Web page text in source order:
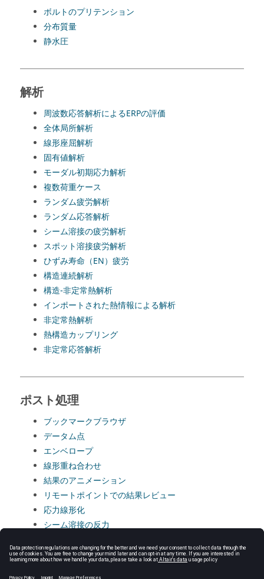
ボルトのプリテンション
分布質量
静水圧
解析
周波数応答解析によるERPの評価
全体局所解析
線形座屈解析
固有値解析
モーダル初期応力解析
複数荷重ケース
ランダム疲労解析
ランダム応答解析
シーム溶接の疲労解析
スポット溶接疲労解析
ひずみ寿命（EN）疲労
構造連続解析
構造-非定常熱解析
インポートされた熱情報による解析
非定常熱解析
熱構造カップリング
非定常応答解析
ポスト処理
ブックマークブラウザ
データム点
エンベロープ
線形重ね合わせ
結果のアニメーション
リモートポイントでの結果レビュー
応力線形化
シーム溶接の反力